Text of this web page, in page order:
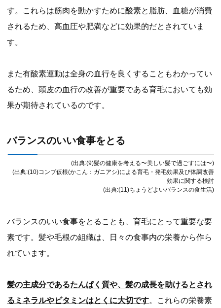
す。これらは筋肉を動かすために酸素と脂肪、血糖が消費
されるため、高血圧や肥満などに効果的だとされていま
す。
また有酸素運動は全身の血行を良くすることもわかってい
るため、頭皮の血行の改善が重要である育毛においても効
果が期待されているのです。
バランスのいい食事をとる
(出典:(9)髪の健康を考える〜美しい髪で過ごすには〜)
(出典:(10)コンブ仮根(かこん：ガニアシ)による育毛・発毛効果及び体調改善
効果に関する検討
(出典:(11)ちょうどよいバランスの食生活)
バランスのいい食事をとることも、育毛にとって重要な要
素です。髪や毛根の組織は、日々の食事内の栄養から作ら
れています。
髪の主成分であるたんぱく質や、髪の成長を助けるとされ
るミネラルやビタミンはとくに大切です。これらの栄養素